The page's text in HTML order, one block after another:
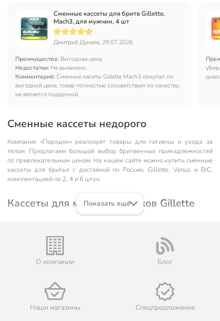
Сменные кассеты для бритв Gillette,
Mach3, для мужчин, 4 шт
Дмитрий Дунаев, 29.07.2026
Преимущества: Выгодная цена
Недостатки: Не выявлено
Комментарий: Сменные касеты Gillette Mach3 покупал по
выгодной цене, товар полностью сооьветствует по качеству,
не является подделкой.
Сменные кассеты недорого
Компания «Порядок» реализует товары для гигиены и ухода за
телом. Предлагаем большой выбор бритвенных принадлежностей
по привлекательным ценам. На нашем сайте можно купить сменные
кассеты для бритья с доставкой по России, Gillette, Venus и BIC,
комплектацией по 2, 4 и 6 штук.
Кассеты для мужских станков Gillette
ассортимент качественных бритвенных систем, станков и
картриджей к ним. Самые популярные из них — сменные кассеты из
линейки Fusion и Mach3.
увлажняющими полосками-индикаторами и дополнительными
микрогребнями, благодаря которым обеспечивается разглаживание
кожи и идеальное скольжение для чистого бритья. Сменные кассеты
взаимозаменяемы: независимо от модификации, они подходят к
Показать ещё
О компании Блог
Наши магазины Спецпредложения